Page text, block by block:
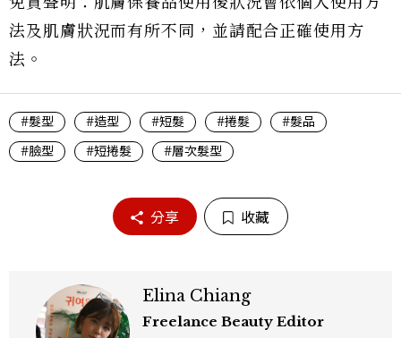
法及肌膚狀況而有所不同，並請配合正確使用方
法。
#髮型 #造型 #短髮 #捲髮
#髮品
#臉型
#短捲髮 #層次髮型
分享 收藏
Elina Chiang
Freelance Beauty Editor